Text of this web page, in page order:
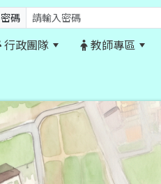
密碼
行政團隊
教師專區